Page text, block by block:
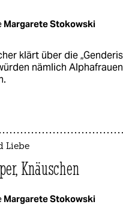
Margarete Stokowski
klärt über die
nämlich
Liebe
Knäuschen
Margarete Stokowski